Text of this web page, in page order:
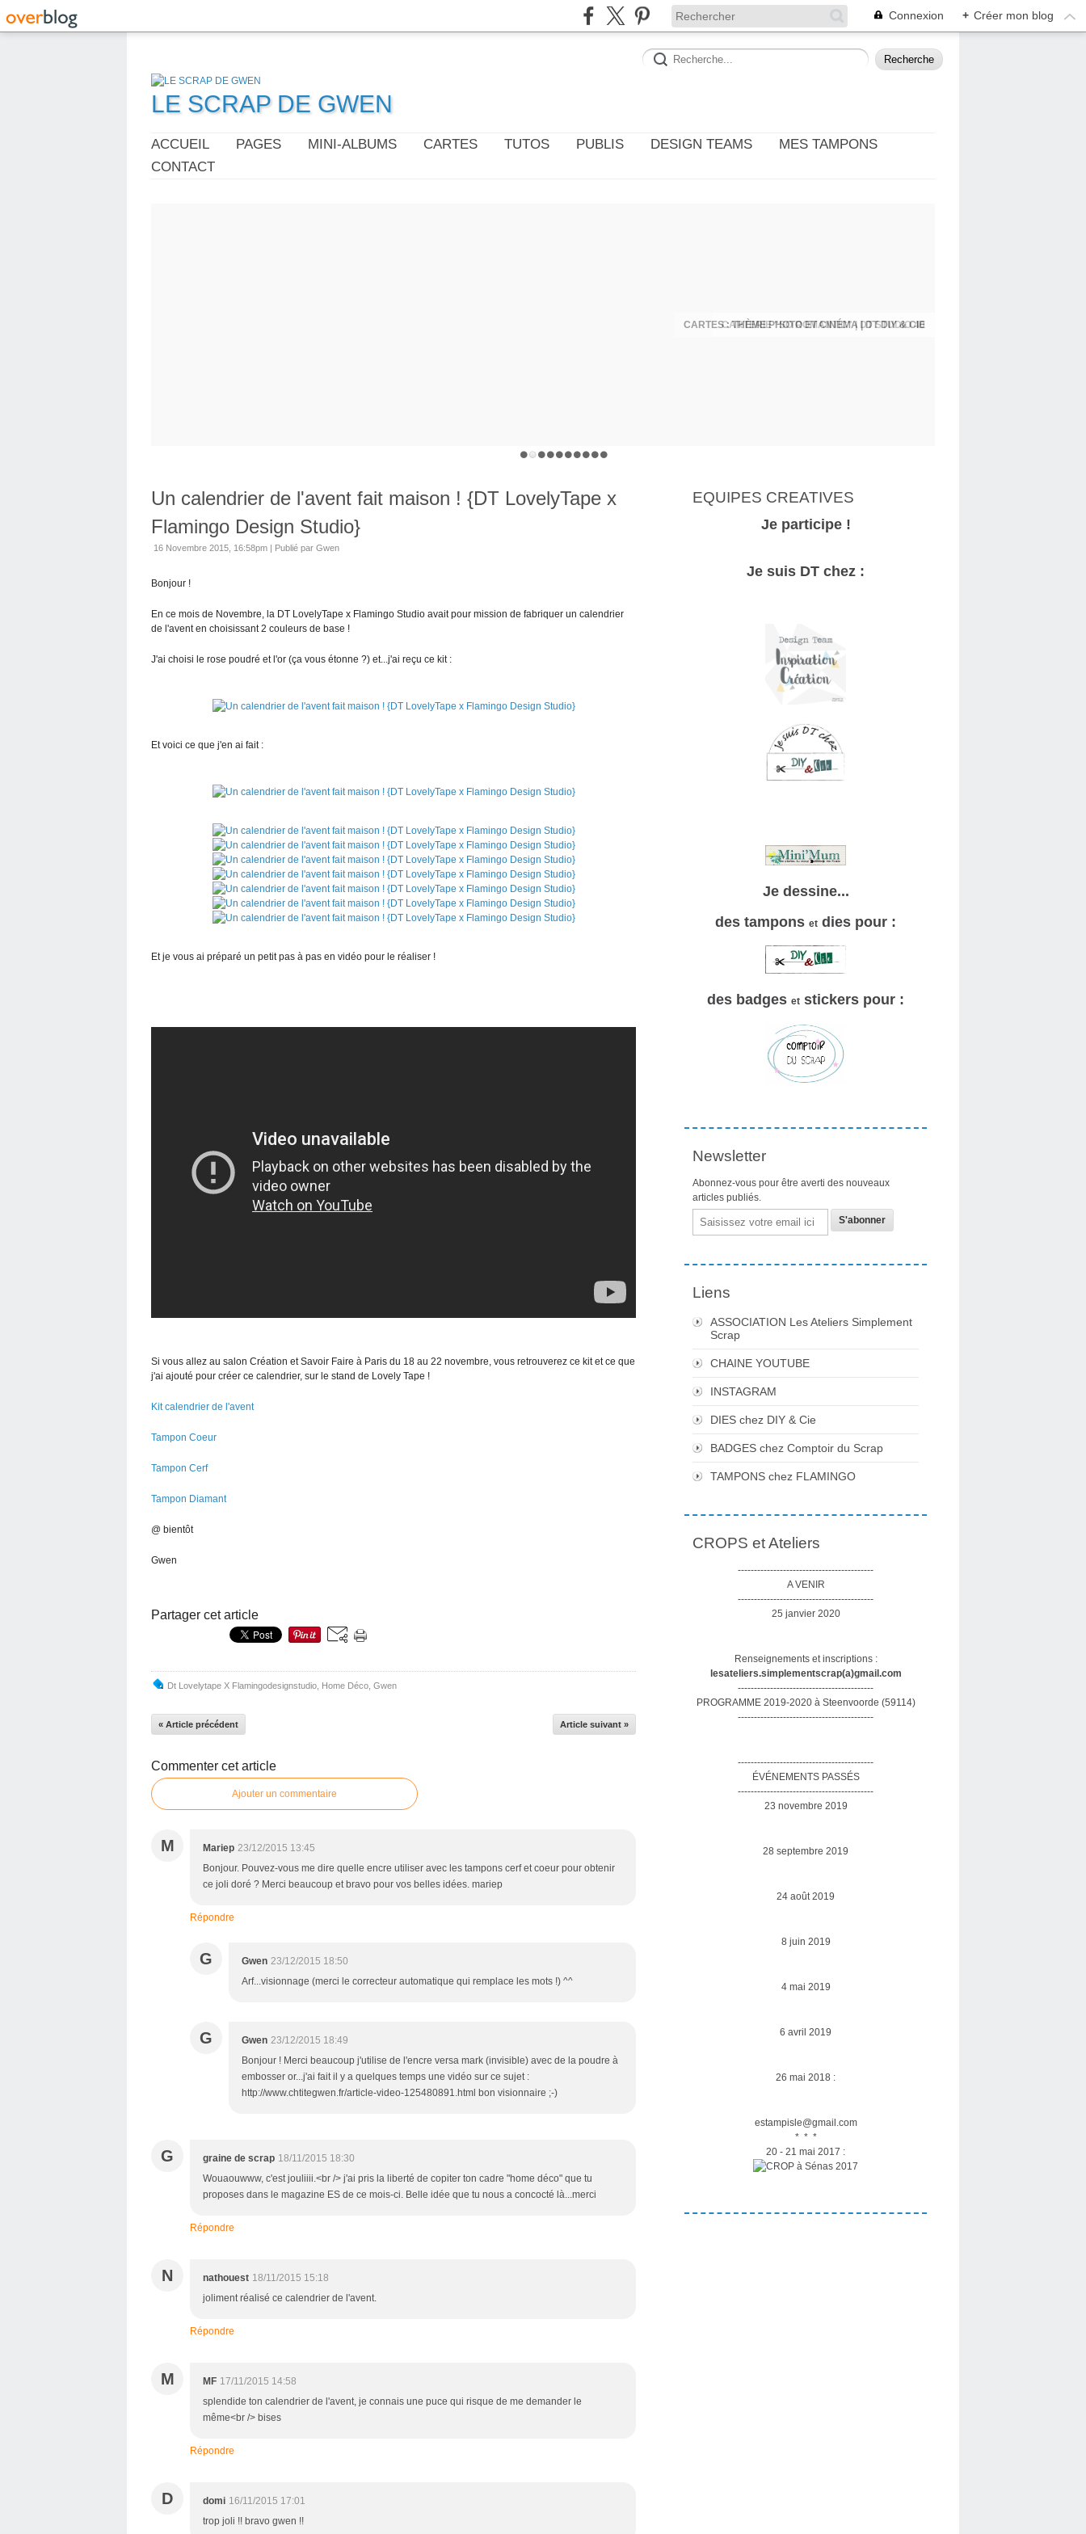
Connexion + Créer mon blog
LE SCRAP DE GWEN
ACCUEIL PAGES MINI-ALBUMS CARTES TUTOS PUBLIS DESIGN TEAMS
MES TAMPONS
CONTACT
CARTES : THÈME PHOTO ET CINÉMA | DT DIY & CIE
Un calendrier de l'avent fait maison ! {DT LovelyTape x
Flamingo Design Studio}
16 Novembre 2015, 16:58pm | Publié par Gwen
Bonjour !
En ce mois de Novembre, la DT LovelyTape x Flamingo Studio avait pour mission de fabriquer un calendrier
de l'avent en choisissant 2 couleurs de base !
J'ai choisi le rose poudré et l'or (ça vous étonne ?) et...j'ai reçu ce kit :
Et voici ce que j'en ai fait :
Et je vous ai préparé un petit pas à pas en vidéo pour le réaliser !
Si vous allez au salon Création et Savoir Faire à Paris du 18 au 22 novembre, vous retrouverez ce kit et ce que
j'ai ajouté pour créer ce calendrier, sur le stand de Lovely Tape !
Kit calendrier de l'avent
Tampon Coeur
Tampon Cerf
Tampon Diamant
@ bientôt
Gwen
Partager cet article
Dt Lovelytape X Flamingodesignstudio Home Déco Gwen
« Article précédent Article suivant »
Commenter cet article
Ajouter un commentaire
M Mariep 23/12/2015 13:45
Bonjour. Pouvez-vous me dire quelle encre utiliser avec les tampons cerf et coeur pour obtenir
ce joli doré ? Merci beaucoup et bravo pour vos belles idées. mariep
Répondre
G Gwen 23/12/2015 18:50
Arf...visionnage (merci le correcteur automatique qui remplace les mots !) ^^
G Gwen 23/12/2015 18:49
Bonjour ! Merci beaucoup j'utilise de l'encre versa mark (invisible) avec de la poudre à
embosser or...j'ai fait il y a quelques temps une vidéo sur ce sujet :
http://www.chtitegwen.fr/article-video-125480891.html bon visionnaire ;-)
G graine de scrap 18/11/2015 18:30
Wouaouwww, c'est jouliiii.<br /> j'ai pris la liberté de copiter ton cadre "home déco" que tu
proposes dans le magazine ES de ce mois-ci. Belle idée que tu nous a concocté là...merci
Répondre
N nathouest 18/11/2015 15:18
joliment réalisé ce calendrier de l'avent.
Répondre
M MF 17/11/2015 14:58
splendide ton calendrier de l'avent, je connais une puce qui risque de me demander le
même<br /> bises
Répondre
D domi 16/11/2015 17:01
trop joli !! bravo gwen !!
EQUIPES CREATIVES
Je participe !
Je suis DT chez :
Je dessine...
des tampons et dies pour :
des badges et stickers pour :
Newsletter
Abonnez-vous pour être averti des nouveaux
articles publiés.
Email
Liens
ASSOCIATION Les Ateliers Simplement
Scrap
CHAINE YOUTUBE
INSTAGRAM
DIES chez DIY & Cie
BADGES chez Comptoir du Scrap
TAMPONS chez FLAMINGO
CROPS et Ateliers
------------------------------------------
A VENIR
------------------------------------------
25 janvier 2020
Renseignements et inscriptions :
lesateliers.simplementscrap(a)gmail.com
------------------------------------------
PROGRAMME 2019-2020 à Steenvoorde (59114)
------------------------------------------
------------------------------------------
ÉVÉNEMENTS PASSÉS
------------------------------------------
23 novembre 2019
28 septembre 2019
24 août 2019
8 juin 2019
4 mai 2019
6 avril 2019
26 mai 2018 :
estampisle@gmail.com
* * *
20 - 21 mai 2017 :